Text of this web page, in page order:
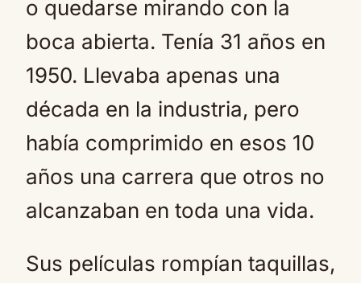
o quedarse mirando con la
boca abierta. Tenía 31 años en
1950. Llevaba apenas una
década en la industria, pero
había comprimido en esos 10
años una carrera que otros no
alcanzaban en toda una vida.
Sus películas rompían taquillas,